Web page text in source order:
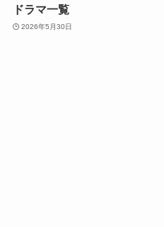
ドラマ一覧
2026年5月30日